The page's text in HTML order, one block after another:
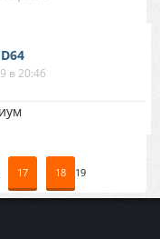
в 20:46
17 18 19